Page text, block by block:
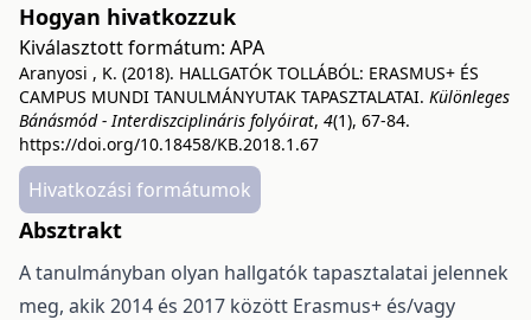
Hogyan hivatkozzuk
Kiválasztott formátum: APA
Aranyosi , K. (2018). HALLGATÓK TOLLÁBÓL: ERASMUS+ ÉS
CAMPUS MUNDI TANULMÁNYUTAK TAPASZTALATAI. Különleges
Bánásmód - Interdiszciplináris folyóirat, 4(1), 67-84.
https://doi.org/10.18458/KB.2018.1.67
Hivatkozási formátumok
Absztrakt
A tanulmányban olyan hallgatók tapasztalatai jelennek
meg, akik 2014 és 2017 között Erasmus+ és/vagy